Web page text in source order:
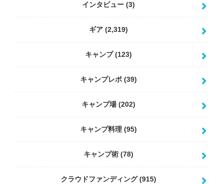
インタビュー (3)
ギア (2,319)
キャンプ(123)
キャンプレポ (39)
キャンプ場(202)
キャンプ料理 (95)
キャンプ術 (78)
クラウドファンディング(915)